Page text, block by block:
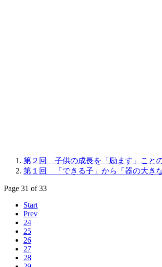
第２回 子供の成長を「励ます」こと
第１回 「できる子」から「器の大き
Page 31 of 33
Start
Prev
24
25
26
27
28